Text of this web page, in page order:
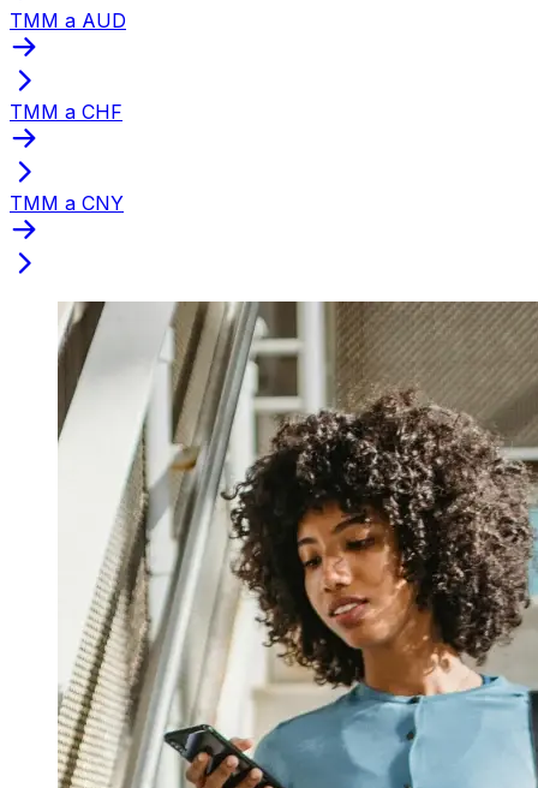
TMM a AUD
TMM a CHF
TMM a CNY